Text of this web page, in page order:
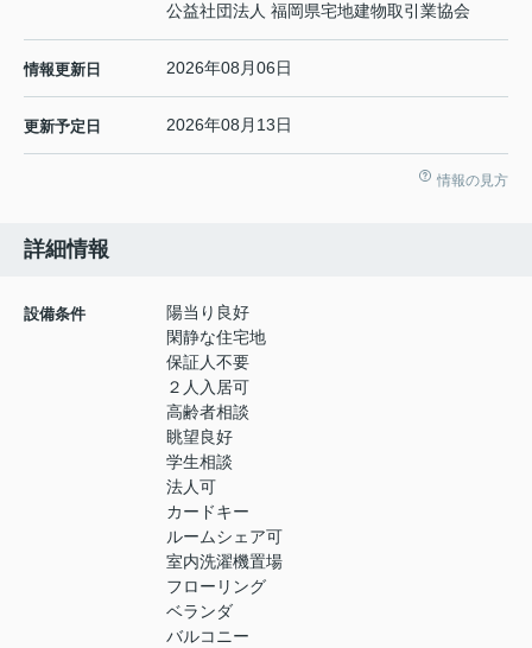
公益社団法人 福岡県宅地建物取引業協会
情報更新日 2026年08月06日
更新予定日 2026年08月13日
情報の見方
詳細情報
設備条件
陽当り良好
閑静な住宅地
保証人不要
２人入居可
高齢者相談
眺望良好
学生相談
法人可
カードキー
ルームシェア可
室内洗濯機置場
フローリング
ベランダ
バルコニー